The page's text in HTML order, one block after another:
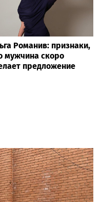
Романив: признаки,
мужчина скоро
предложение